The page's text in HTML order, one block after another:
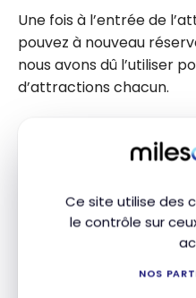
Ce site utilise des
le contrôle sur
NOS
Une fois à l’entrée de
pouvez à nouveau
nous avons dû l’utiliser
d’attractions chacun.
deux téléphones pour
LL individuel donne
C’est un frais
par personne par